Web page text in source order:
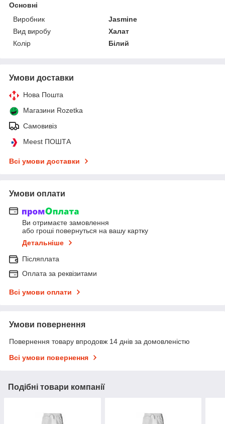
Основні
Виробник
Jasmine
Вид виробу
Халат
Колір
Білий
Умови доставки
Нова Пошта
Магазини Rozetka
Самовивіз
Meest ПОШТА
Всі умови доставки
Умови оплати
Ви отримаєте замовлення
або гроші повернуться на вашу картку
Детальніше
Післяплата
Оплата за реквізитами
Всі умови оплати
Умови повернення
Повернення товару впродовж 14 днів за домовленістю
Всі умови повернення
Подібні товари компанії